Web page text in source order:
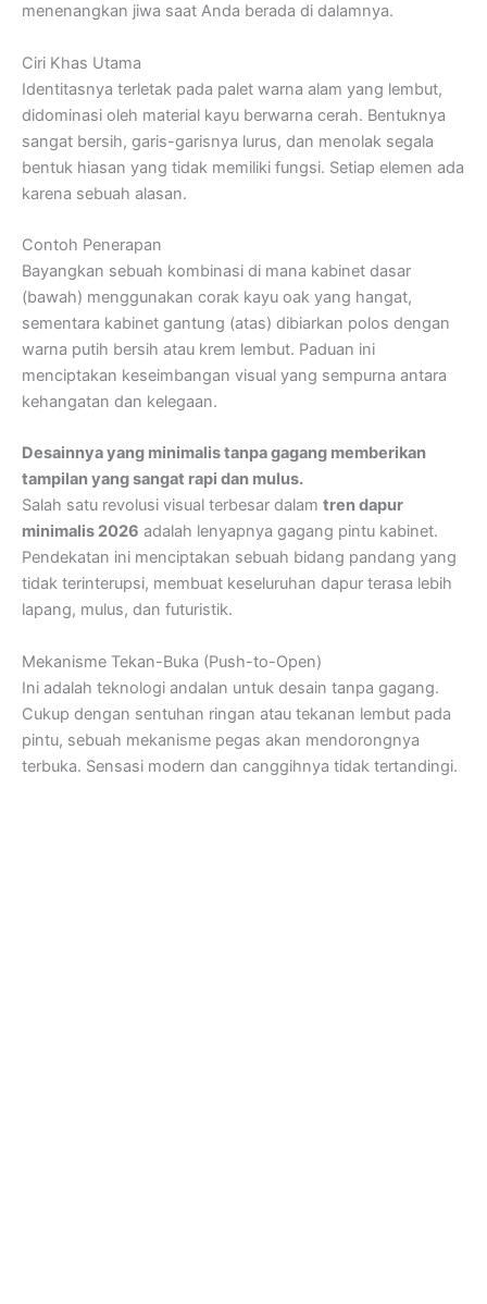
menenangkan jiwa saat Anda berada di dalamnya.
Ciri Khas Utama
Identitasnya terletak pada palet warna alam yang lembut,
didominasi oleh material kayu berwarna cerah. Bentuknya
sangat bersih, garis-garisnya lurus, dan menolak segala
bentuk hiasan yang tidak memiliki fungsi. Setiap elemen ada
karena sebuah alasan.
Contoh Penerapan
Bayangkan sebuah kombinasi di mana kabinet dasar
(bawah) menggunakan corak kayu oak yang hangat,
sementara kabinet gantung (atas) dibiarkan polos dengan
warna putih bersih atau krem lembut. Paduan ini
menciptakan keseimbangan visual yang sempurna antara
kehangatan dan kelegaan.
Desainnya yang minimalis tanpa gagang memberikan
tampilan yang sangat rapi dan mulus.
Salah satu revolusi visual terbesar dalam tren dapur
minimalis 2026 adalah lenyapnya gagang pintu kabinet.
Pendekatan ini menciptakan sebuah bidang pandang yang
tidak terinterupsi, membuat keseluruhan dapur terasa lebih
lapang, mulus, dan futuristik.
Mekanisme Tekan-Buka (Push-to-Open)
Ini adalah teknologi andalan untuk desain tanpa gagang.
Cukup dengan sentuhan ringan atau tekanan lembut pada
pintu, sebuah mekanisme pegas akan mendorongnya
terbuka. Sensasi modern dan canggihnya tidak tertandingi.